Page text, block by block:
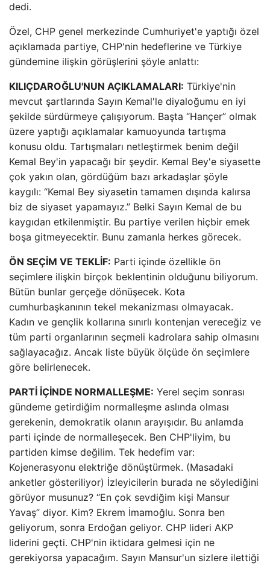
dedi.
Özel, CHP genel merkezinde Cumhuriyet'e yaptığı özel
açıklamada partiye, CHP'nin hedeflerine ve Türkiye
gündemine ilişkin görüşlerini şöyle anlattı:
KILIÇDAROĞLU'NUN AÇIKLAMALARI: Türkiye'nin
mevcut şartlarında Sayın Kemal'le diyaloğumu en iyi
şekilde sürdürmeye çalışıyorum. Başta “Hançer” olmak
üzere yaptığı açıklamalar kamuoyunda tartışma
konusu oldu. Tartışmaları netleştirmek benim değil
Kemal Bey'in yapacağı bir şeydir. Kemal Bey'e siyasette
çok yakın olan, gördüğüm bazı arkadaşlar şöyle
kaygılı: “Kemal Bey siyasetin tamamen dışında kalırsa
biz de siyaset yapamayız.” Belki Sayın Kemal de bu
kaygıdan etkilenmiştir. Bu partiye verilen hiçbir emek
boşa gitmeyecektir. Bunu zamanla herkes görecek.
ÖN SEÇİM VE TEKLİF: Parti içinde özellikle ön
seçimlere ilişkin birçok beklentinin olduğunu biliyorum.
Bütün bunlar gerçeğe dönüşecek. Kota
cumhurbaşkanının tekel mekanizması olmayacak.
Kadın ve gençlik kollarına sınırlı kontenjan vereceğiz ve
tüm parti organlarının seçmeli kadrolara sahip olmasını
sağlayacağız. Ancak liste büyük ölçüde ön seçimlere
göre belirlenecek.
PARTİ İÇİNDE NORMALLEŞME: Yerel seçim sonrası
gündeme getirdiğim normalleşme aslında olması
gerekenin, demokratik olanın arayışıdır. Bu anlamda
parti içinde de normalleşecek. Ben CHP'liyim, bu
partiden kimse değilim. Tek hedefim var:
Kojenerasyonu elektriğe dönüştürmek. (Masadaki
anketler gösteriliyor) İzleyicilerin burada ne söylediğini
görüyor musunuz? “En çok sevdiğim kişi Mansur
Yavaş” diyor. Kim? Ekrem İmamoğlu. Sonra ben
geliyorum, sonra Erdoğan geliyor. CHP lideri AKP
liderini geçti. CHP'nin iktidara gelmesi için ne
gerekiyorsa yapacağım. Sayın Mansur'un sizlere ilettiği